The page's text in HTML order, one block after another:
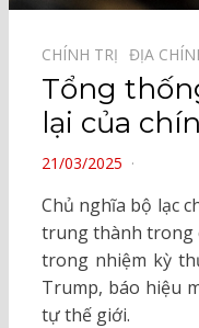
CHÍNH TRỊ⠀ ĐỊA
Tổng
lại của
POSTED
21/03/2025
Chủ nghĩa bộ lạc
trung thành trong
trong nhiệm kỳ
Trump, báo hiệu
tự thế giới.